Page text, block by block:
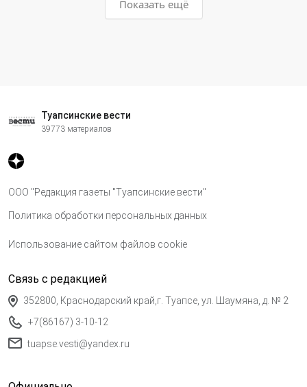
Показать ещё
Туапсинские вести
39773 материалов
ООО "Редакция газеты "Туапсинские вести"
Политика обработки персональных данных
Использование сайтом файлов cookie
Связь с редакцией
352800, Краснодарский край,г. Туапсе, ул. Шаумяна, д. № 2
+7(86167) 3-10-12
tuapse.vesti@yandex.ru